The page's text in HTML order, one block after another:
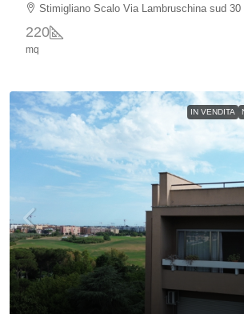
Stimigliano Scalo Via Lambruschina sud 30
220
mq
IN VENDITA